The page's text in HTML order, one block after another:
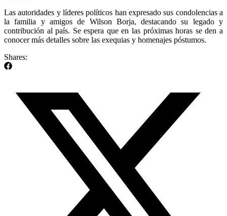
Las autoridades y líderes políticos han expresado sus condolencias a
la familia y amigos de Wilson Borja, destacando su legado y
contribución al país. Se espera que en las próximas horas se den a
conocer más detalles sobre las exequias y homenajes póstumos.
Shares: